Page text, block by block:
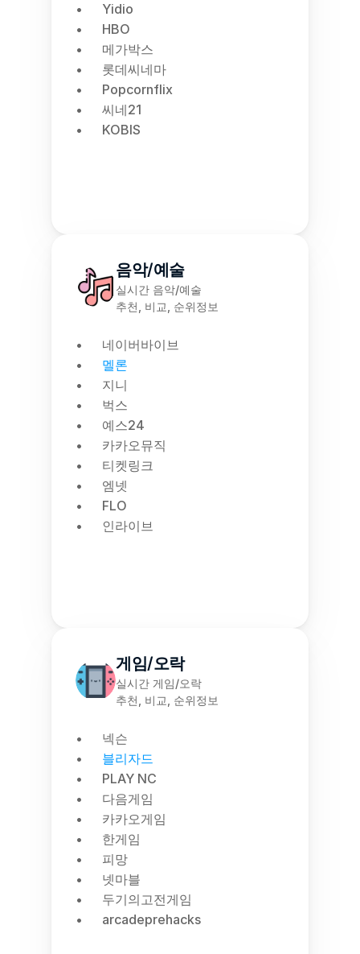
Yidio
HBO
메가박스
롯데씨네마
Popcornflix
씨네21
KOBIS
음악/예술
실시간 음악/예술
추천, 비교, 순위정보
네이버바이브
멜론
지니
벅스
예스24
카카오뮤직
티켓링크
엠넷
FLO
인라이브
게임/오락
실시간 게임/오락
추천, 비교, 순위정보
넥슨
블리자드
PLAY NC
다음게임
카카오게임
한게임
피망
넷마블
두기의고전게임
arcadeprehacks